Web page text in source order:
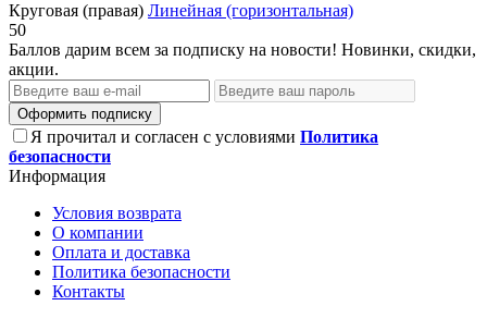
Круговая (правая) Линейная (горизонтальная)
50
Баллов дарим всем за подписку на новости! Новинки, скидки,
акции.
Оформить подписку
Я прочитал и согласен с условиями Политика
безопасности
Информация
Условия возврата
О компании
Оплата и доставка
Политика безопасности
Контакты